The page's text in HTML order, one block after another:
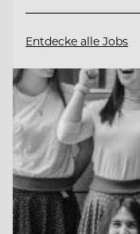
Entdecke alle Jobs